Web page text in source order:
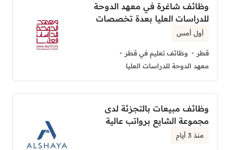
وظائف شاغرة في معهد الدوحة
للدراسات العليا بعدة تخصصات
أول أمس
قطر
وظائف تعليم في قطر
معهد الدوحة للدراسات العليا
وظائف مبيعات بالتجزئة لدى
مجموعة الشايع برواتب عالية
منذ 3 أيام